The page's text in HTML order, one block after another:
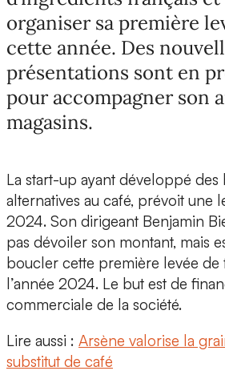
organiser sa première
cette année. Des
présentations sont en
pour accompagner son
magasins.
La start-up ayant développé des
alternatives au café, prévoit une
2024. Son dirigeant Benjamin
pas dévoiler son montant, mais
boucler cette première levée de
l’année 2024. Le but est de
commerciale de la société.
Lire aussi : Arsène valorise la
substitut de café